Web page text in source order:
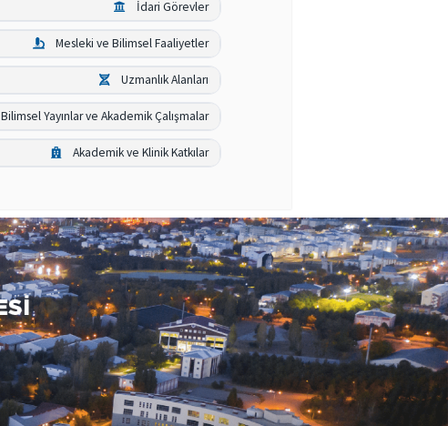
İdari Görevler
Mesleki ve Bilimsel Faaliyetler
Uzmanlık Alanları
Bilimsel Yayınlar ve Akademik Çalışmalar
Akademik ve Klinik Katkılar